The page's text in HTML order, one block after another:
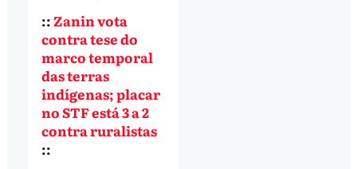
::Zanin vota
contra tese do
marco temporal
das terras
indígenas; placar
no STF está 3 a 2
contra ruralistas
::